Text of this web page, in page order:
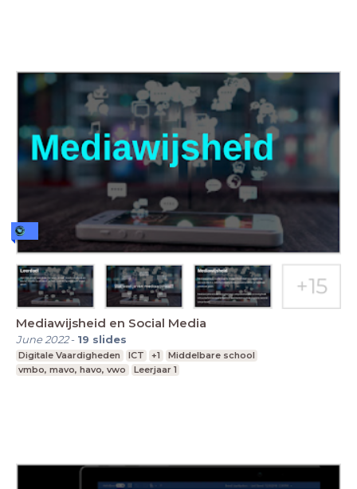
Mediawijsheid en Social Media
June 2022- 19 slides
Digitale Vaardigheden ICT +1
Middelbare school
vmbo, mavo, havo, vwo
Leerjaar 1